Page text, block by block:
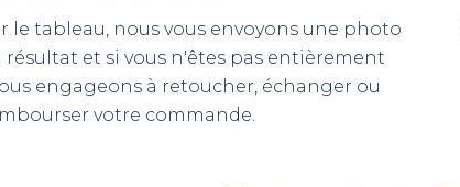
le tableau, nous vous envoyons une photo
et si vous n'êtes pas entièrement
engageons à retoucher, échanger ou
votre commande.